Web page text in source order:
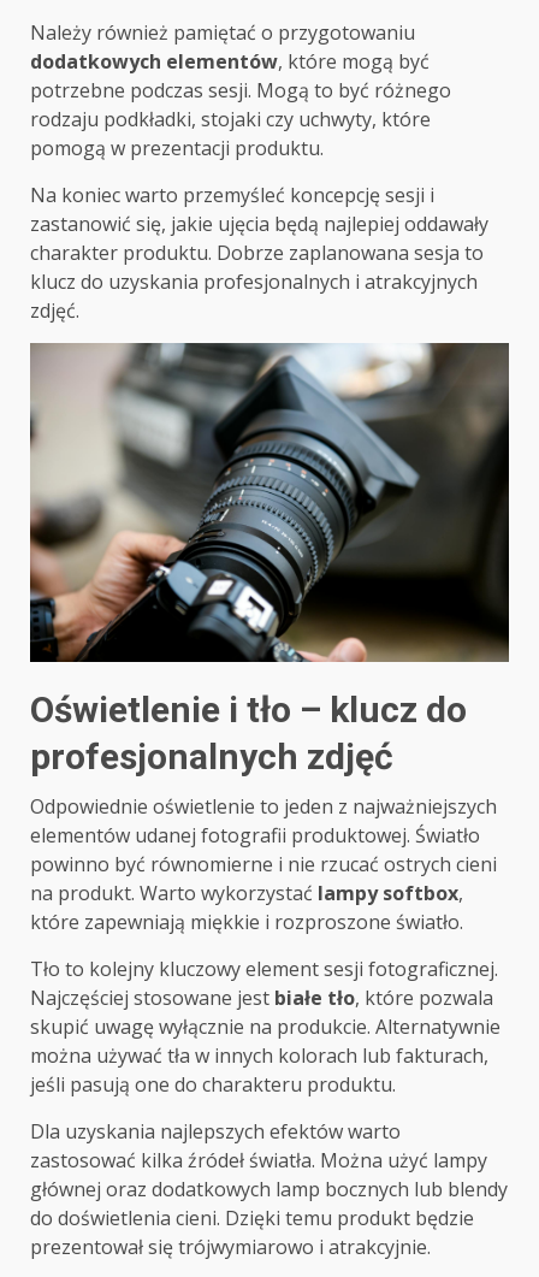
Należy również pamiętać o przygotowaniu
dodatkowych elementów, które mogą być
potrzebne podczas sesji. Mogą to być różnego
rodzaju podkładki, stojaki czy uchwyty, które
pomogą w prezentacji produktu.
Na koniec warto przemyśleć koncepcję sesji i
zastanowić się, jakie ujęcia będą najlepiej oddawały
charakter produktu. Dobrze zaplanowana sesja to
klucz do uzyskania profesjonalnych i atrakcyjnych
zdjęć.
Oświetlenie i tło – klucz do
profesjonalnych zdjęć
Odpowiednie oświetlenie to jeden z najważniejszych
elementów udanej fotografii produktowej. Światło
powinno być równomierne i nie rzucać ostrych cieni
na produkt. Warto wykorzystać lampy softbox,
które zapewniają miękkie i rozproszone światło.
Tło to kolejny kluczowy element sesji fotograficznej.
Najczęściej stosowane jest białe tło, które pozwala
skupić uwagę wyłącznie na produkcie. Alternatywnie
można używać tła w innych kolorach lub fakturach,
jeśli pasują one do charakteru produktu.
Dla uzyskania najlepszych efektów warto
zastosować kilka źródeł światła. Można użyć lampy
głównej oraz dodatkowych lamp bocznych lub blendy
do doświetlenia cieni. Dzięki temu produkt będzie
prezentował się trójwymiarowo i atrakcyjnie.